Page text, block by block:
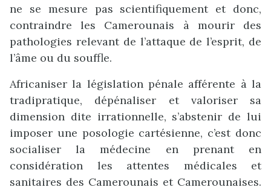
ne se mesure pas scientifiquement et donc,
contraindre les Camerounais à mourir des
pathologies relevant de l’attaque de l’esprit, de
l’âme ou du souffle.
Africaniser la législation pénale afférente à la
tradipratique, dépénaliser et valoriser sa
dimension dite irrationnelle, s’abstenir de lui
imposer une posologie cartésienne, c’est donc
socialiser la médecine en prenant en
considération les attentes médicales et
sanitaires des Camerounais et Camerounaises.